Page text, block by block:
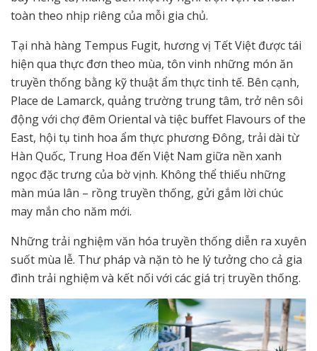
toàn theo nhịp riêng của mỗi gia chủ.
Tại nhà hàng Tempus Fugit, hương vị Tết Việt được tái
hiện qua thực đơn theo mùa, tôn vinh những món ăn
truyền thống bằng kỹ thuật ẩm thực tinh tế. Bên cạnh,
Place de Lamarck, quảng trường trung tâm, trở nên sôi
động với chợ đêm Oriental và tiệc buffet Flavours of the
East, hội tụ tinh hoa ẩm thực phương Đông, trải dài từ
Hàn Quốc, Trung Hoa đến Việt Nam giữa nền xanh
ngọc đặc trưng của bờ vịnh. Không thể thiếu những
màn múa lân – rồng truyền thống, gửi gắm lời chúc
may mắn cho năm mới.
Những trải nghiệm văn hóa truyền thống diễn ra xuyên
suốt mùa lễ. Thư pháp và nặn tò he lý tưởng cho cả gia
đình trải nghiệm và kết nối với các giá trị truyền thống.